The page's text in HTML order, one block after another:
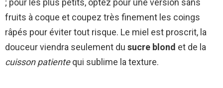
; pour les plus petits, optez pour une version sans
fruits à coque et coupez très finement les coings
râpés pour éviter tout risque. Le miel est proscrit, la
douceur viendra seulement du sucre blond et de la
cuisson patientequi sublime la texture.